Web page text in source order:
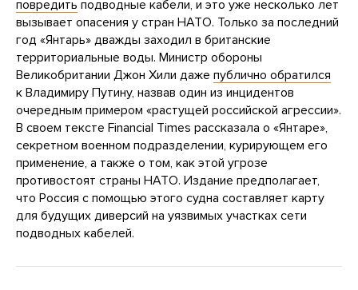
повредить подводные кабели, и это уже несколько лет
вызывает опасения у стран НАТО. Только за последний
год «Янтарь» дважды заходил в британские
территориальные воды. Министр обороны
Великобритании Джон Хили даже публично обратился
к Владимиру Путину, назвав один из инцидентов
очередным примером «растущей российской агрессии».
В своем тексте Financial Times рассказала о «Янтаре»,
секретном военном подразделении, курирующем его
применение, а также о том, как этой угрозе
противостоят страны НАТО. Издание предполагает,
что Россия с помощью этого судна составляет карту
для будущих диверсий на уязвимых участках сети
подводных кабелей.